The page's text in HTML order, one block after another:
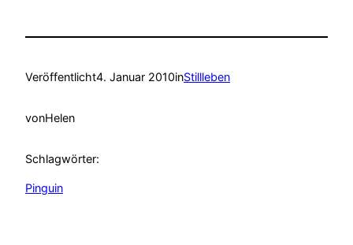
Veröffentlicht4. Januar 2010inStillleben
vonHelen
Schlagwörter:
Pinguin